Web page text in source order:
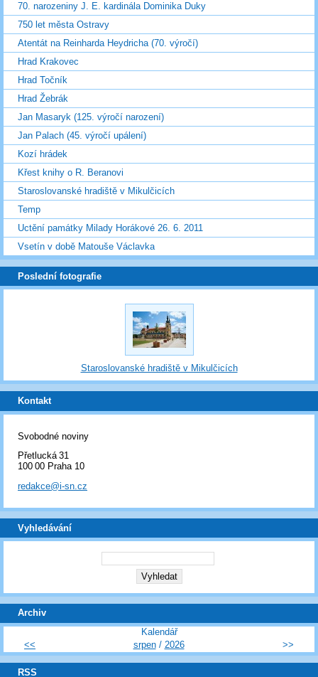
70. narozeniny J. E. kardinála Dominika Duky
750 let města Ostravy
Atentát na Reinharda Heydricha (70. výročí)
Hrad Krakovec
Hrad Točník
Hrad Žebrák
Jan Masaryk (125. výročí narození)
Jan Palach (45. výročí upálení)
Kozí hrádek
Křest knihy o R. Beranovi
Staroslovanské hradiště v Mikulčicích
Temp
Uctění památky Milady Horákové 26. 6. 2011
Vsetín v době Matouše Václavka
Poslední fotografie
Staroslovanské hradiště v Mikulčicích
Kontakt
Svobodné noviny
Přetlucká 31
100 00 Praha 10
redakce@i-sn.cz
Vyhledávání
Archiv
Kalendář
<<
srpen/ 2026 >>
RSS